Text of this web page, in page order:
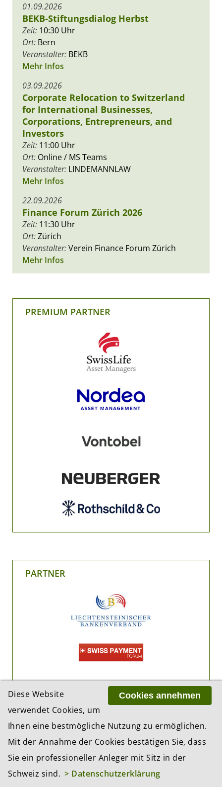
01.09.2026
BEKB-Stiftungsdialog Herbst
Zeit: 10:30 Uhr
Ort: Bern
Veranstalter: BEKB
Mehr Infos
03.09.2026
Corporate Relocation to Switzerland
for International Businesses,
Corporations, Entrepreneurs, and
Investors
Zeit: 11:00 Uhr
Ort: Online / MS Teams
Veranstalter: LINDEMANNLAW
Mehr Infos
22.09.2026
Finance Forum Zürich 2026
Zeit: 11:30 Uhr
Ort:Zürich
Veranstalter:Verein Finance Forum Zürich
Mehr Infos
PREMIUM PARTNER
PARTNER
Cookies annehmen
Diese Website
verwendet Cookies, um
Ihnen eine bestmögliche Nutzung zu ermöglichen.
Mit der Annahme der Cookies bestätigen Sie, dass
Sie ein professioneller Anleger mit Sitz in der
Schweiz sind. > Datenschutzerklärung